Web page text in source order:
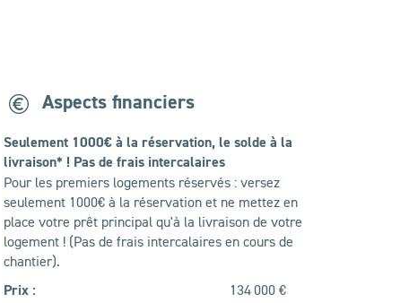
Aspects financiers
Seulement 1000€ à la réservation, le solde à la
livraison* ! Pas de frais intercalaires
Pour les premiers logements réservés : versez
seulement 1000€ à la réservation et ne mettez en
place votre prêt principal qu'à la livraison de votre
logement ! (Pas de frais intercalaires en cours de
chantier).
Prix : 134 000 €